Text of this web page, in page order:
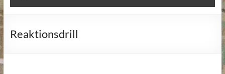
Reaktionsdrill